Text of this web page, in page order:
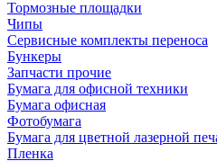
Тормозные площадки
Чипы
Сервисные комплекты переноса
Бункеры
Запчасти прочие
Бумага для офисной техники
Бумага офисная
Фотобумага
Бумага для цветной лазерной
Пленка